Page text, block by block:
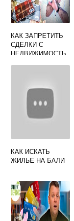
КАК ЗАПРЕТИТЬ
СДЕЛКИ С
НЕДВИЖИМОСТЬ
КАК ИСКАТЬ
ЖИЛЬЕ НА БАЛИ